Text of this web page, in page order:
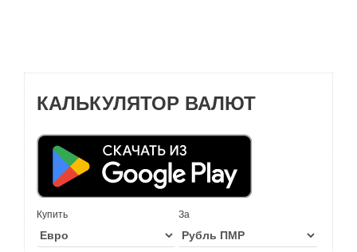
КАЛЬКУЛЯТОР ВАЛЮТ
Купить За